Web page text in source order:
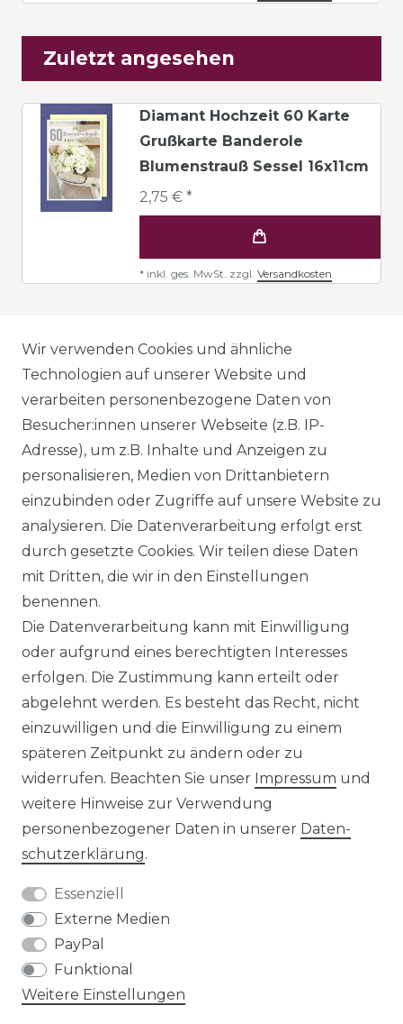
Zuletzt angesehen
Diamant Hochzeit 60 Karte
Grußkarte Banderole
Blumenstrauß Sessel 16x11cm
2,75 € *
* inkl. ges. MwSt. zzgl. Versandkosten
AGB
DATENSCHUTZERKLÄRUNG
WIDERRUFSRECHT
IMPRESSUM
KONTAKT
Unsere Zahlungsmöglichkeiten
Wir versenden mit
Wir verwenden Cookies und ähnliche
Technologien auf unserer Website und
verarbeiten personenbezogene Daten von
Besucher:innen unserer Webseite (z.B. IP-
Adresse), um z.B. Inhalte und Anzeigen zu
personalisieren, Medien von Drittanbietern
einzubinden oder Zugriffe auf unsere Website zu
analysieren. Die Datenverarbeitung erfolgt erst
durch gesetzte Cookies. Wir teilen diese Daten
mit Dritten, die wir in den Einstellungen
benennen.
Die Datenverarbeitung kann mit Einwilligung
oder aufgrund eines berechtigten Interesses
erfolgen. Die Zustimmung kann erteilt oder
abgelehnt werden. Es besteht das Recht, nicht
einzuwilligen und die Einwilligung zu einem
späteren Zeitpunkt zu ändern oder zu
widerrufen. Beachten Sie unser Impressum und
weitere Hinweise zur Verwendung
personenbezogener Daten in unserer Daten­
schutz­erklärung.
Essenziell
Externe Medien
PayPal
Funktional
Weitere Einstellungen